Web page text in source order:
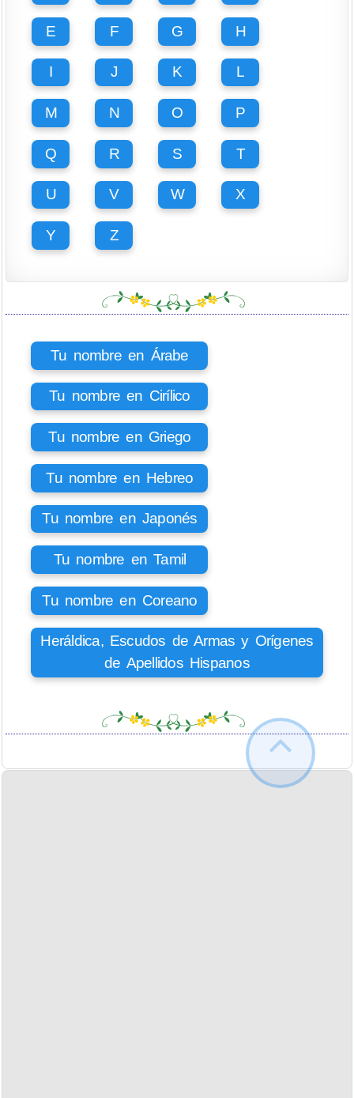
E F G H
I J K L
M N O P
Q R S T
U V W X
Y Z
Tu nombre en Árabe
Tu nombre en Cirílico
Tu nombre en Griego
Tu nombre en Hebreo
Tu nombre en Japonés
Tu nombre en Tamil
Tu nombre en Coreano
Heráldica, Escudos de Armas y Orígenes
de Apellidos Hispanos